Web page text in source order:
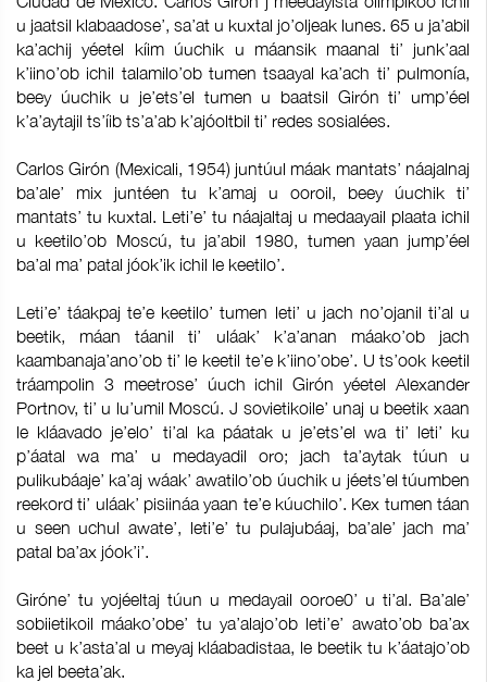
u jaatsil klabaadose’, sa’at u kuxtal jo’oljeak lunes. 65 u ja’abil
ka’achij yéetel kíim úuchik u máansik maanal ti’ junk’aal
k’iino’ob ichil talamilo’ob tumen tsaayal ka’ach ti’ pulmonía,
beey úuchik u je’ets’el tumen u baatsil Girón ti’ ump’éel
k’a’aytajil ts’íib ts’a’ab k’ajóoltbil ti’ redes sosialées.
Carlos Girón (Mexicali, 1954) juntúul máak mantats’ náajalnaj
ba’ale’ mix juntéen tu k’amaj u ooroil, beey úuchik ti’
mantats’ tu kuxtal. Leti’e’ tu náajaltaj u medaayail plaata ichil
u keetilo’ob Moscú, tu ja’abil 1980, tumen yaan jump’éel
ba’al ma’ patal jóok’ik ichil le keetilo’.
Leti’e’ táakpaj te’e keetilo’ tumen leti’ u jach no’ojanil ti’al u
beetik, máan táanil ti’ uláak’ k’a’anan máako’ob jach
kaambanaja’ano’ob ti’ le keetil te’e k’iino’obe’. U ts’ook keetil
tráampolin 3 meetrose’ úuch ichil Girón yéetel Alexander
Portnov, ti’ u lu’umil Moscú. J sovietikoile’ unaj u beetik xaan
le kláavado je’elo’ ti’al ka páatak u je’ets’el wa ti’ leti’ ku
p’áatal wa ma’ u medayadil oro; jach ta’aytak túun u
pulikubáaje’ ka’aj wáak’ awatilo’ob úuchik u jéets’el túumben
reekord ti’ uláak’ pisiináa yaan te’e kúuchilo’. Kex tumen táan
u seen uchul awate’, leti’e’ tu pulajubáaj, ba’ale’ jach ma’
patal ba’ax jóok’i’.
Giróne’ tu yojéeltaj túun u medayail ooroe0’ u ti’al. Ba’ale’
sobiietikoil máako’obe’ tu ya’alajo’ob leti’e’ awato’ob ba’ax
beet u k’asta’al u meyaj kláabadistaa, le beetik tu k’áatajo’ob
ka jel beeta’ak.